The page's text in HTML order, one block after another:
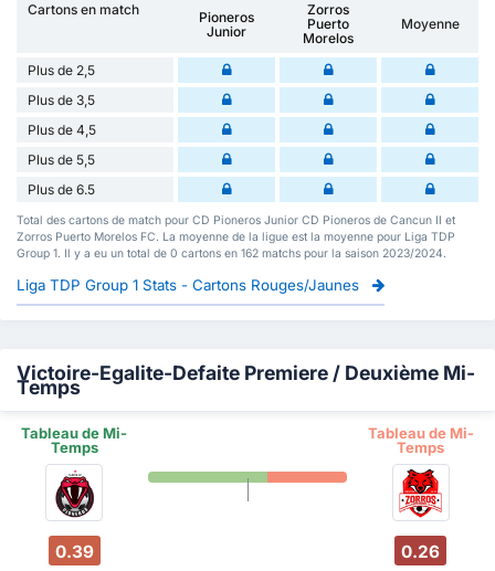
Cartons en match
Pioneros
Junior
Zorros
Puerto
Morelos
Moyenne
Plus de 2,5
Plus de 3,5
Plus de 4,5
Plus de 5,5
Plus de 6.5
Total des cartons de match pour CD Pioneros Junior CD Pioneros de Cancun II et
Zorros Puerto Morelos FC. La moyenne de la ligue est la moyenne pour Liga TDP
Group 1. Il y a eu un total de 0 cartons en 162 matchs pour la saison 2023/2024.
Liga TDP Group 1 Stats - Cartons Rouges/Jaunes
Victoire-Egalite-Defaite Premiere / Deuxième Mi-
Temps
Tableau de Mi-
Temps
Tableau de Mi-
Temps
0.39 0.26